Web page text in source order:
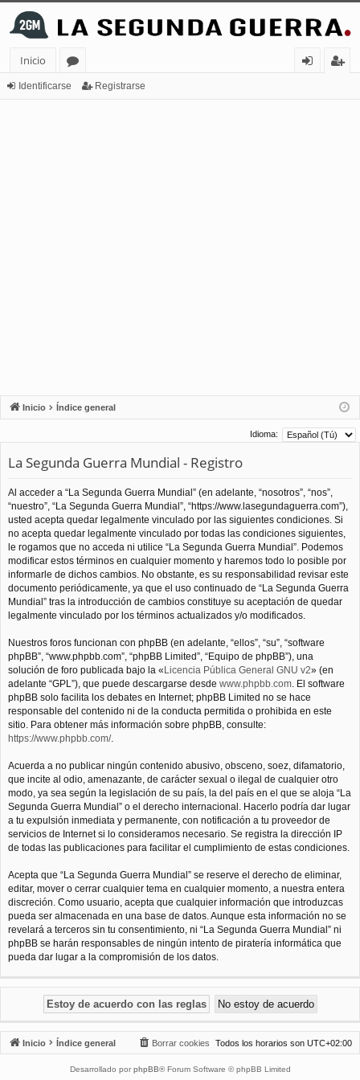
Inicio
or
Identificarse Registrarse
Inicio Índice general
Idioma:
La Segunda Guerra Mundial - Registro
Al acceder a “La Segunda Guerra Mundial” (en adelante, “nosotros”, “nos”,
“nuestro”, “La Segunda Guerra Mundial”, “https://www.lasegundaguerra.com”),
usted acepta quedar legalmente vinculado por las siguientes condiciones. Si
no acepta quedar legalmente vinculado por todas las condiciones siguientes,
le rogamos que no acceda ni utilice “La Segunda Guerra Mundial”. Podemos
modificar estos términos en cualquier momento y haremos todo lo posible por
informarle de dichos cambios. No obstante, es su responsabilidad revisar este
documento periódicamente, ya que el uso continuado de “La Segunda Guerra
Mundial” tras la introducción de cambios constituye su aceptación de quedar
legalmente vinculado por los términos actualizados y/o modificados.
Nuestros foros funcionan con phpBB (en adelante, “ellos”, “su”, “software
phpBB”, “www.phpbb.com”, “phpBB Limited”, “Equipo de phpBB”), una
solución de foro publicada bajo la «Licencia Pública General GNU v2» (en
adelante “GPL”), que puede descargarse desde www.phpbb.com. El software
phpBB solo facilita los debates en Internet; phpBB Limited no se hace
responsable del contenido ni de la conducta permitida o prohibida en este
sitio. Para obtener más información sobre phpBB, consulte:
https://www.phpbb.com/.
Acuerda a no publicar ningún contenido abusivo, obsceno, soez, difamatorio,
que incite al odio, amenazante, de carácter sexual o ilegal de cualquier otro
modo, ya sea según la legislación de su país, la del país en el que se aloja “La
Segunda Guerra Mundial” o el derecho internacional. Hacerlo podría dar lugar
a tu expulsión inmediata y permanente, con notificación a tu proveedor de
servicios de Internet si lo consideramos necesario. Se registra la dirección IP
de todas las publicaciones para facilitar el cumplimiento de estas condiciones.
Acepta que “La Segunda Guerra Mundial” se reserve el derecho de eliminar,
editar, mover o cerrar cualquier tema en cualquier momento, a nuestra entera
discreción. Como usuario, acepta que cualquier información que introduzcas
pueda ser almacenada en una base de datos. Aunque esta información no se
revelará a terceros sin tu consentimiento, ni “La Segunda Guerra Mundial” ni
phpBB se harán responsables de ningún intento de piratería informática que
pueda dar lugar a la compromisión de los datos.
Inicio Índice general Todos los horarios son UTC+02:00
Borrar cookies
Desarrollado por phpBB® Forum Software © phpBB Limited